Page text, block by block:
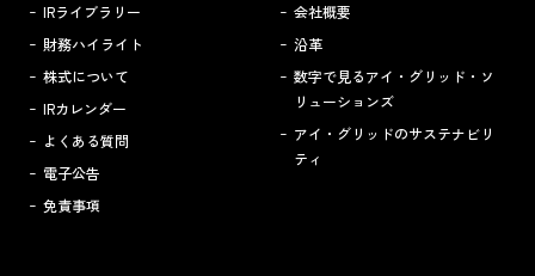
IRライブラリー
財務ハイライト
株式について
IRカレンダー
よくある質問
電子公告
免責事項
会社概要
沿革
数字で見るアイ・グリッド・ソ
リューションズ
アイ・グリッドのサステナビリ
ティ